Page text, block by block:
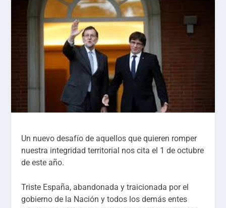
Un nuevo desafío de aquellos que quieren romper
nuestra integridad territorial nos cita el 1 de octubre
de este año.
Triste España, abandonada y traicionada por el
gobierno de la Nación y todos los demás entes